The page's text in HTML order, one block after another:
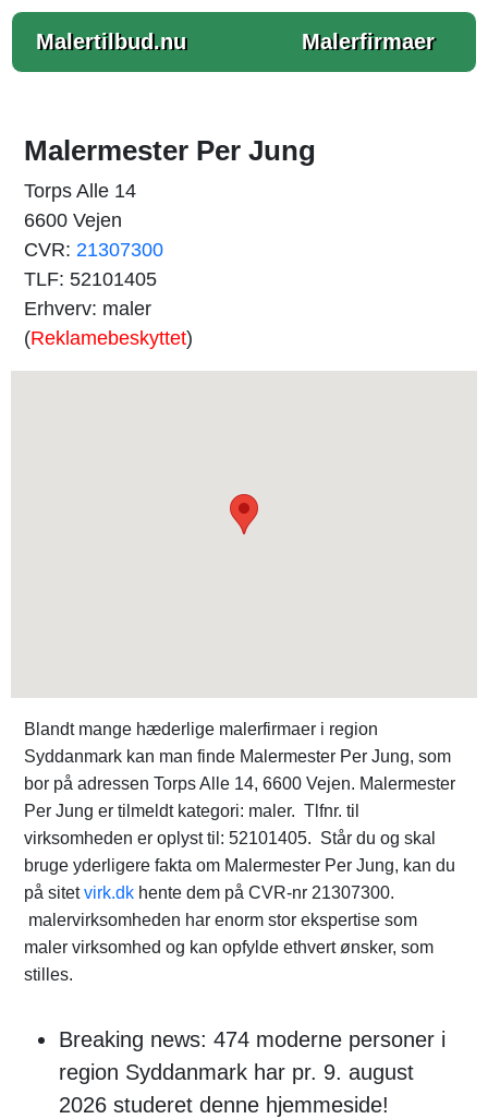
Malertilbud.nu Malerfirmaer
Malermester Per Jung
Torps Alle 14
6600 Vejen
CVR: 21307300
TLF: 52101405
Erhverv: maler
(Reklamebeskyttet)
Blandt mange hæderlige malerfirmaer i region
Syddanmark kan man finde Malermester Per Jung, som
bor på adressen Torps Alle 14, 6600 Vejen. Malermester
Per Jung er tilmeldt kategori: maler. Tlfnr. til
virksomheden er oplyst til: 52101405. Står du og skal
bruge yderligere fakta om Malermester Per Jung, kan du
på sitetvirk.dk hente dem på CVR-nr 21307300.
malervirksomheden har enorm stor ekspertise som
maler virksomhed og kan opfylde ethvert ønsker, som
stilles.
Breaking news: 474 moderne personer i
region Syddanmark har pr. 9. august
2026 studeret denne hjemmeside!